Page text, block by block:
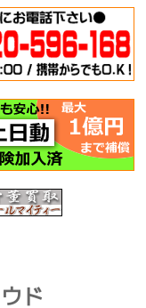
-
今日は神戸市西
区のお客様より
自転車の回収依
頼を頂き出動し
ました。 もう、
随分と以前か ...
この記事を読む >
ド